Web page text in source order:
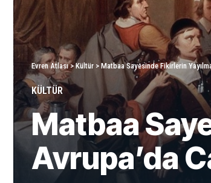
Evren Atlası>Kültür > Matbaa Sayesinde Fikirlerin
KÜLTÜR
Matbaa
Avrupa’da